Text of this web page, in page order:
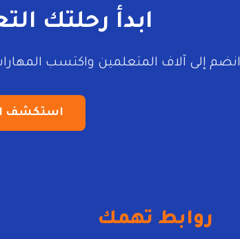
ابدأ رحلتك
انضم إلى آلاف المتعلمين واكتسب
استكشف
روابط تهمك